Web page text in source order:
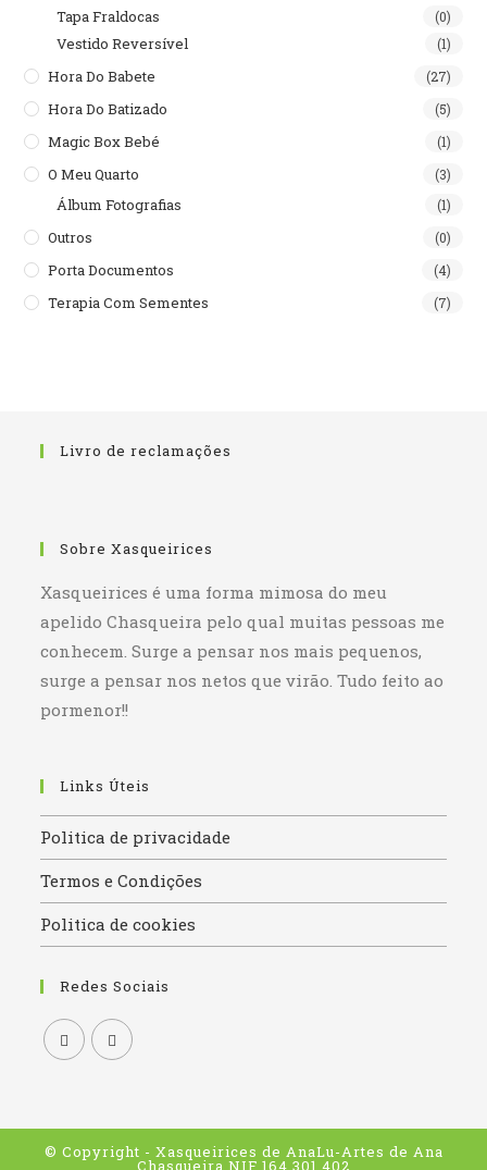
Tapa Fraldocas (0)
Vestido Reversível (1)
Hora Do Babete (27)
Hora Do Batizado (5)
Magic Box Bebé (1)
O Meu Quarto (3)
Álbum Fotografias (1)
Outros (0)
Porta Documentos (4)
Terapia Com Sementes (7)
Livro de reclamações
Sobre Xasqueirices
Xasqueirices é uma forma mimosa do meu
apelido Chasqueira pelo qual muitas pessoas me
conhecem. Surge a pensar nos mais pequenos,
surge a pensar nos netos que virão. Tudo feito ao
pormenor!!
Links Úteis
Politica de privacidade
Termos e Condições
Politica de cookies
Redes Sociais
a
new
a
new
© Copyright - Xasqueirices de AnaLu-Artes de Ana
Chasqueira NIF 164 301 402